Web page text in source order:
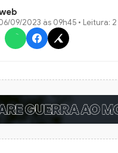
09/2023 às 09h45 • Leitura: